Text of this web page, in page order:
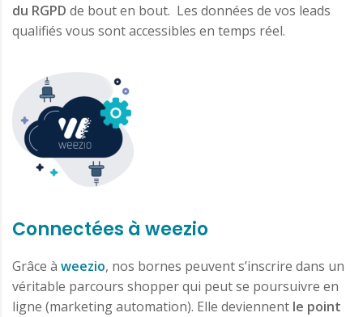
du RGPD de bout en bout. Les données de vos leads
qualifiés vous sont accessibles en temps réel.
Connectées à weezio
Grâce à weezio, nos bornes peuvent s’inscrire dans un
véritable parcours shopper qui peut se poursuivre en
ligne (marketing automation). Elle deviennent le point